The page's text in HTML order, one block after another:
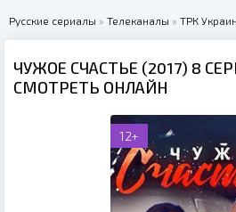
Русские сериалы » Телеканалы » ТРК
ЧУЖОЕ СЧАСТЬЕ (2017) 8
СМОТРЕТЬ ОНЛАЙН
12+